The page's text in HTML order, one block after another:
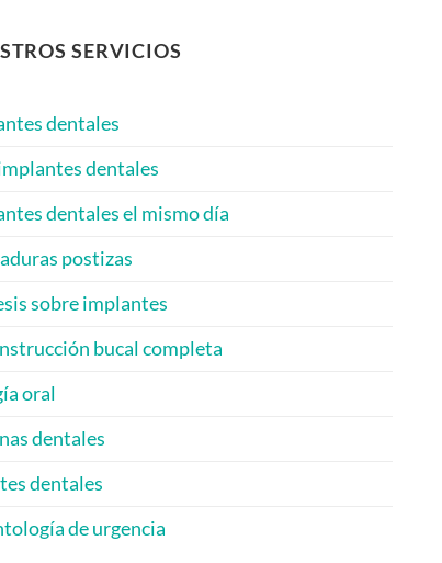
Mini
Implant
en
Is
for
A
Answers!
SERVICIOS
dentales
dentales
dentales el mismo día
postizas
sobre implantes
bucal completa
oral
dentales
dentales
de urgencia